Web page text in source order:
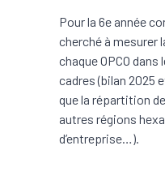
Pour la 6e année
cherché à mesurer
chaque OPCO
cadres (bilan 2025
que la répartition
autres régions
d’entreprise…).